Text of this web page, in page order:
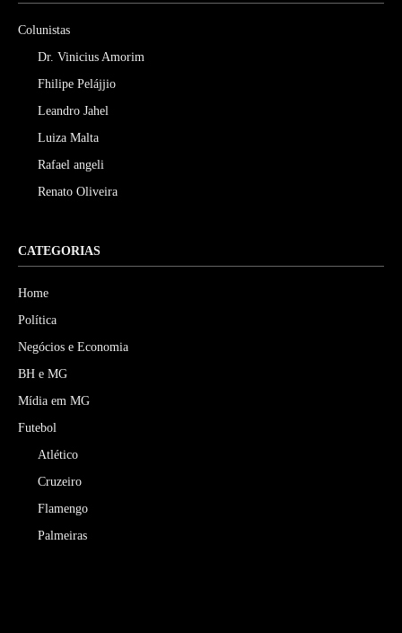
Colunistas
Dr. Vinicius Amorim
Fhilipe Pelájjio
Leandro Jahel
Luiza Malta
Rafael angeli
Renato Oliveira
CATEGORIAS
Home
Política
Negócios e Economia
BH e MG
Mídia em MG
Futebol
Atlético
Cruzeiro
Flamengo
Palmeiras